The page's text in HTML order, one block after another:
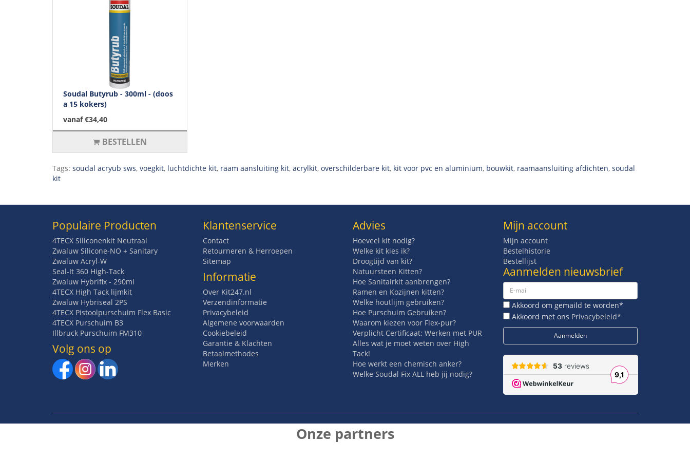
Soudal Butyrub - 300ml - (doos
a 15 kokers)
vanaf €34,40
BESTELLEN
Tags: soudal acryub sws, voegkit, luchtdichte kit, raam aansluiting kit, acrylkit, overschilderbare kit, kit voor pvc en aluminium, bouwkit, raamaansluiting afdichten, soudal
kit
Populaire Producten
4TECX Siliconenkit Neutraal
Zwaluw Silicone-NO + Sanitary
Zwaluw Acryl-W
Seal-It 360 High-Tack
Zwaluw Hybrifix - 290ml
4TECX High Tack lijmkit
Zwaluw Hybriseal 2PS
4TECX Pistoolpurschuim Flex Basic
4TECX Purschuim B3
Illbruck Purschuim FM310
Volg ons op
Klantenservice
Contact
Retourneren & Herroepen
Sitemap
Informatie
Over Kit247.nl
Verzendinformatie
Privacybeleid
Algemene voorwaarden
Cookiebeleid
Garantie & Klachten
Betaalmethodes
Merken
Advies
Hoeveel kit nodig?
Welke kit kies ik?
Droogtijd van kit?
Natuursteen Kitten?
Hoe Sanitairkit aanbrengen?
Ramen en Kozijnen kitten?
Welke houtlijm gebruiken?
Hoe Purschuim Gebruiken?
Waarom kiezen voor Flex-pur?
Verplicht Certificaat: Werken met PUR
Alles wat je moet weten over High
Tack!
Hoe werkt een chemisch anker?
Welke Soudal Fix ALL heb jij nodig?
Mijn account
Mijn account
Bestelhistorie
Bestellijst
Aanmelden nieuwsbrief
Akkoord om gemaild te worden*
Akkoord met ons Privacybeleid*
Onze partners